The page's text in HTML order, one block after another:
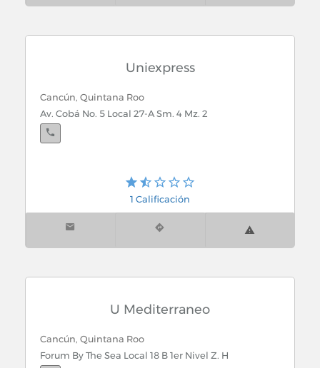
Av. Circuito Vial y Av. Costa Maya
Playa del Carmen, Quintana Roo
Av. Juarez S/N Local 2 x 25 y 30 Col. Centro
Uniexpress
Cancún, Quintana Roo
Av. Cobá No. 5 Local 27-A Sm. 4 Mz. 2
1 Calificación
U Mediterraneo
Cancún, Quintana Roo
Forum By The Sea Local 18 B 1er Nivel Z. H